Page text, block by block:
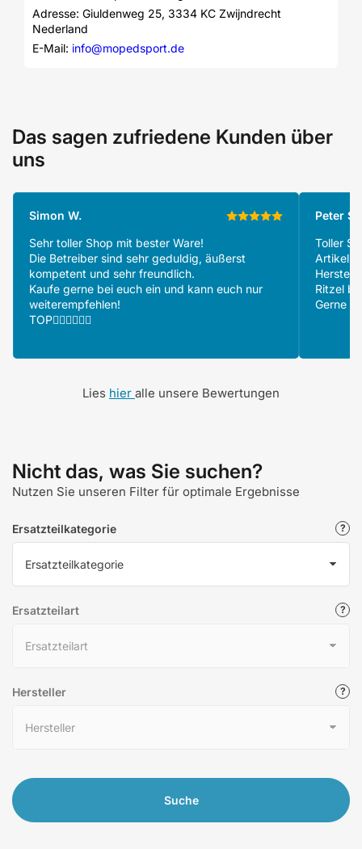
Adresse: Giuldenweg 25, 3334 KC Zwijndrecht
Nederland
E-Mail: info@mopedsport.de
Das sagen zufriedene Kunden über
uns
Simon W.
Sehr toller Shop mit bester Ware!
Die Betreiber sind sehr geduldig, äußerst
kompetent und sehr freundlich.
Kaufe gerne bei euch ein und kann euch nur
weiterempfehlen!
TOP👍🏻👍🏻👍🏻
Peter S.
Toller
Artikeln
Ritzel
Gerne
Lies hier alle unsere Bewertungen
Nicht das, was Sie suchen?
Nutzen Sie unseren Filter für optimale Ergebnisse
Ersatzteilkategorie
Ersatzteilart
Hersteller
Suche